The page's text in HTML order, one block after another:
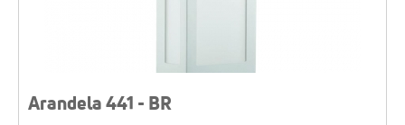
Arandela 441 - BR